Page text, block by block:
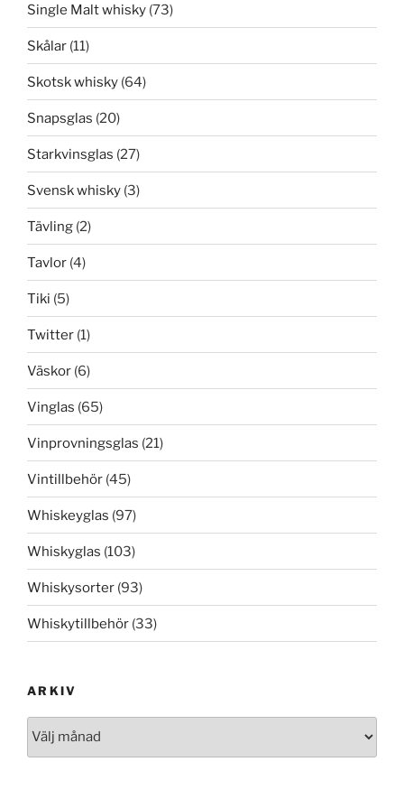
Single Malt whisky (73)
Skålar (11)
Skotsk whisky (64)
Snapsglas (20)
Starkvinsglas (27)
Svensk whisky (3)
Tävling (2)
Tavlor (4)
Tiki (5)
Twitter (1)
Väskor (6)
Vinglas (65)
Vinprovningsglas (21)
Vintillbehör (45)
Whiskeyglas (97)
Whiskyglas (103)
Whiskysorter (93)
Whiskytillbehör (33)
ARKIV